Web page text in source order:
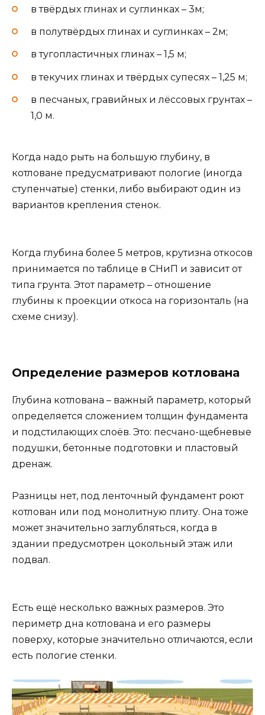
в твёрдых глинах и суглинках – 3м;
в полутвёрдых глинах и суглинках – 2м;
в тугопластичных глинах – 1,5 м;
в текучих глинах и твёрдых супесях – 1,25 м;
в песчаных, гравийных и лёссовых грунтах –
1,0 м.
Когда надо рыть на большую глубину, в
котловане предусматривают пологие (иногда
ступенчатые) стенки, либо выбирают один из
вариантов крепления стенок.
Когда глубина более 5 метров, крутизна откосов
принимается по таблице в СНиП и зависит от
типа грунта. Этот параметр – отношение
глубины к проекции откоса на горизонталь (на
схеме снизу).
Определение размеров котлована
Глубина котлована – важный параметр, который
определяется сложением толщин фундамента
и подстилающих слоёв. Это: песчано-щебневые
подушки, бетонные подготовки и пластовый
дренаж.
Разницы нет, под ленточный фундамент роют
котлован или под монолитную плиту. Она тоже
может значительно заглубляться, когда в
здании предусмотрен цокольный этаж или
подвал.
Есть ещё несколько важных размеров. Это
периметр дна котлована и его размеры
поверху, которые значительно отличаются, если
есть пологие стенки.